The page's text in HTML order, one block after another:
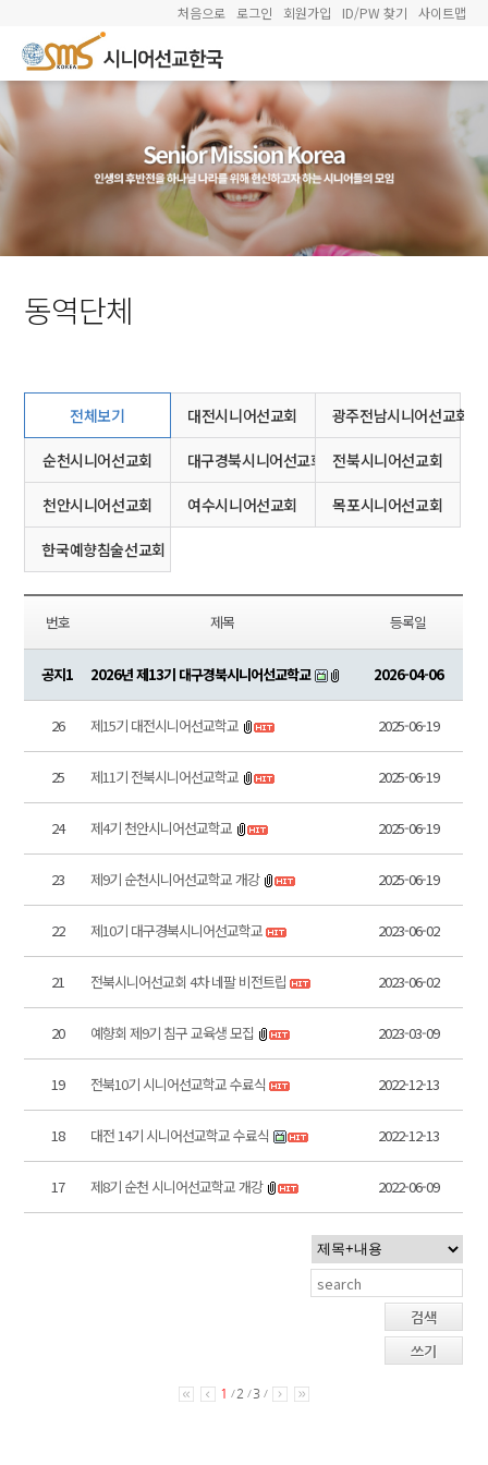
처음으로 로그인 회원가입 ID/PW 찾기 사이트맵
동역단체
전체보기 대전시니어선교회 광주전남시니어선교회
순천시니어선교회 대구경북시니어선교회 전북시니어선교회
천안시니어선교회 여수시니어선교회 목포시니어선교회
한국예향침술선교회
번호 제목 등록일
공지1 2026년 제13기 대구경북시니어선교학교 2026-04-06
26 제15기 대전시니어선교학교 2025-06-19
25 제11기 전북시니어선교학교 2025-06-19
24 제4기 천안시니어선교학교 2025-06-19
23 제9기 순천시니어선교학교 개강 2025-06-19
22 제10기 대구경북시니어선교학교 2023-06-02
21 전북시니어선교회 4차 네팔 비전트립 2023-06-02
20 예향회 제9기 침구 교육생 모집 2023-03-09
19 전북10기 시니어선교학교 수료식 2022-12-13
18 대전 14기 시니어선교학교 수료식 2022-12-13
17 제8기 순천 시니어선교학교 개강 2022-06-09
검색
쓰기
1 / 2 / 3 /